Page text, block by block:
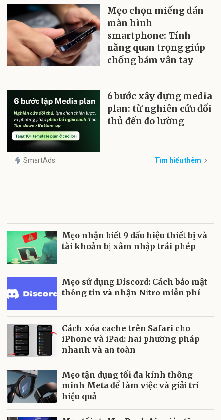
Mẹo chọn miếng dán
màn hình
smartphone: Tính
năng quan trọng giúp
chống bám vân tay
6 bước xây dựng media
plan: từ nghiên cứu đối
thủ đến đo lường
SmartAds Tìm hiểu thêm
Mẹo nhận biết 9 dấu hiệu thiết bị và
tài khoản bị xâm nhập trái phép
Mẹo sử dụng Discord: Cách bảo mật
thông tin và nhận Nitro miễn phí
Cách xóa cache trên Safari cho
iPhone và iPad: hai phương pháp
nhanh và an toàn
Mẹo tận dụng tối đa kính thông
minh Meta để làm việc và giải trí
hiệu quả